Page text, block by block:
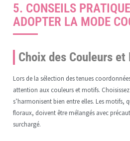
5. CONSEILS
ADOPTER LA MODE
Choix des Couleurs
Lors de la sélection des tenues
attention aux couleurs et motifs.
s’harmonisent bien entre elles. Les motifs,
floraux, doivent être mélangés avec
surchargé.